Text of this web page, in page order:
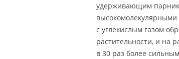
удерживающим
высокомолекулярными
с углекислым газом
растительности, и на
в 30 раз более сильным